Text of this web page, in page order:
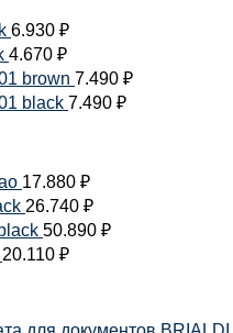
6.930 ₽
4.670 ₽
brown 7.490 ₽
black 7.490 ₽
17.880 ₽
26.740 ₽
50.890 ₽
20.110 ₽